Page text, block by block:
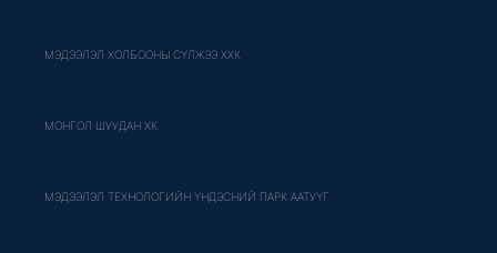
МЭДЭЭЛЭЛ ХОЛБООНЫ СҮЛЖЭЭ ХХК
МОНГОЛ ШУУДАН ХК
МЭДЭЭЛЭЛ ТЕХНОЛОГИЙН ҮНДЭСНИЙ ПАРК ААТУҮГ